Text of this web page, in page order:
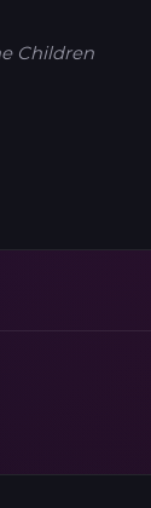
Children